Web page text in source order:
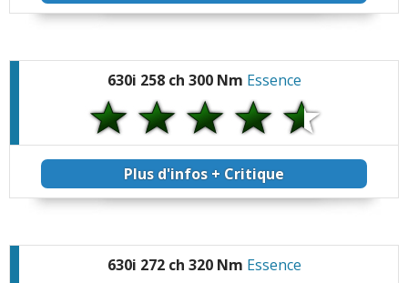
630i 258 ch 300 Nm Essence
Plus d'infos + Critique
630i 272 ch 320 Nm Essence